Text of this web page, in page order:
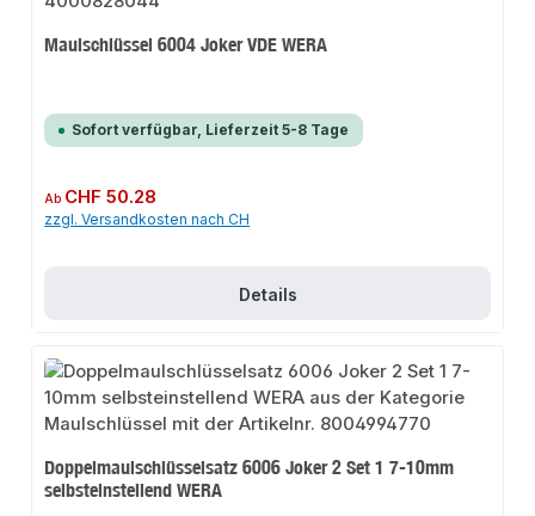
Maulschlüssel 6004 Joker VDE WERA
Sofort verfügbar, Lieferzeit 5-8 Tage
Regulärer Preis:
Ab CHF 50.28
zzgl. Versandkosten nach CH
Details
Doppelmaulschlüsselsatz 6006 Joker 2 Set 1 7-10mm
selbsteinstellend WERA